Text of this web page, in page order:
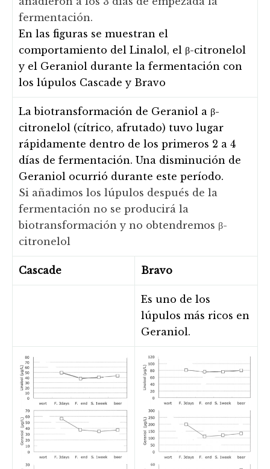
fermentación.
En las figuras se muestran el
comportamiento del Linalol, el β-citronelol
y el Geraniol durante la fermentación con
los lúpulos Cascade y Bravo
La biotransformación de Geraniol a β-
citronelol (cítrico, afrutado) tuvo lugar
rápidamente dentro de los primeros 2 a 4
días de fermentación. Una disminución de
Geraniol ocurrió durante este período.
Si añadimos los lúpulos después de la
fermentación no se producirá la
biotransformación y no obtendremos β-
citronelol
Cascade Bravo
Es uno de los
lúpulos más ricos en
Geraniol.